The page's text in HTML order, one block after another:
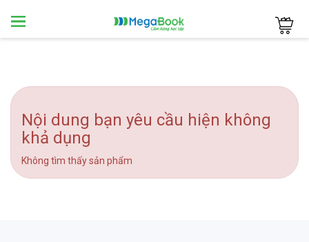
Megabook
Nội dung bạn yêu cầu hiện không
khả dụng
Không tìm thấy sản phẩm